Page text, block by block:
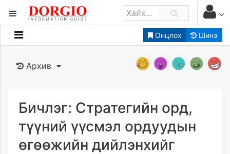
Онцлох Шинэ
Мэдээллийн
Банк санхүү
Бизнес ААН
Төрийн
dorgio.mn
Архив
Бичлэг: Стратегийн орд,
түүний үүсмэл ордуудын
өгөөжийн дийлэнхийг